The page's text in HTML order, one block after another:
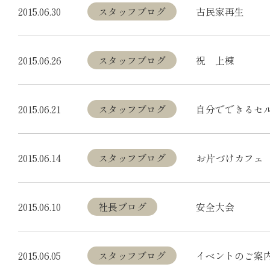
2015.06.30 スタッフブログ 古民家再生
2015.06.26 スタッフブログ 祝 上棟
2015.06.21 スタッフブログ 自分でできる
2015.06.14 スタッフブログ お片づけカフェ
2015.06.10 社長ブログ 安全大会
2015.06.05 スタッフブログ イベントのご案